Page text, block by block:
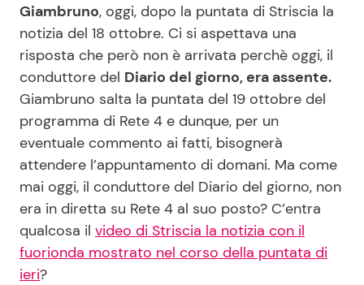
Moda e Style
Mondo Mamma
News benessere
Salute
Viaggi e Turismo
Festività
Dolci
Le Ricette in TV
Primi Piatti
Ricette Facili e Veloci
Ricette Feste
Ricette per Bambini
Giambruno, oggi, dopo la puntata di Striscia la
notizia del 18 ottobre. Ci si aspettava una
risposta che però non è arrivata perchè oggi, il
conduttore del Diario del giorno, era assente.
Giambruno salta la puntata del 19 ottobre del
programma di Rete 4 e dunque, per un
eventuale commento ai fatti, bisognerà
attendere l’appuntamento di domani. Ma come
mai oggi, il conduttore del Diario del giorno, non
era in diretta su Rete 4 al suo posto? C’entra
qualcosa il video di Striscia la notizia con il
fuorionda mostrato nel corso della puntata di
ieri?